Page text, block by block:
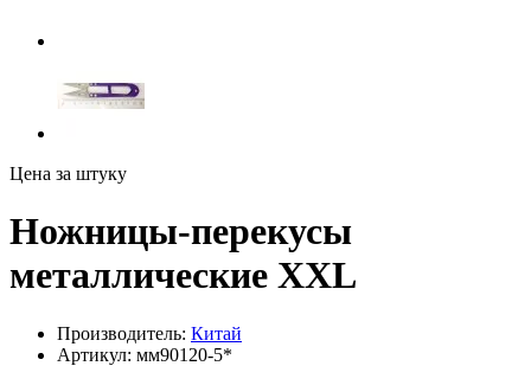
Цена за штуку
Ножницы-перекусы
металлические ХХL
Производитель: Китай
Артикул: мм90120-5*